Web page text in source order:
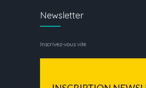
Newsletter
Inscrivez-vous vite